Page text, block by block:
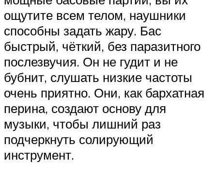
ощутите всем телом, наушники
способны задать жару. Бас
быстрый, чёткий, без паразитного
послезвучия. Он не гудит и не
бубнит, слушать низкие частоты
очень приятно. Они, как бархатная
перина, создают основу для
музыки, чтобы лишний раз
подчеркнуть солирующий
инструмент.